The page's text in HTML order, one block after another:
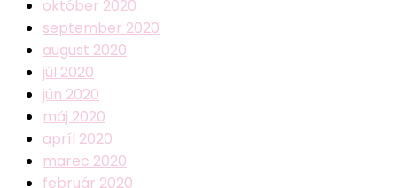
október 2020
september 2020
august 2020
júl 2020
jún 2020
máj 2020
apríl 2020
marec 2020
február 2020